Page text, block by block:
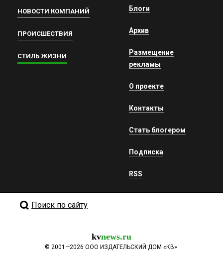
НОВОСТИ КОМПАНИЙ
ПРОИСШЕСТВИЯ
СТИЛЬ ЖИЗНИ
Блоги
Архив
Размещение
рекламы
О проекте
Контакты
Стать блогером
Подписка
RSS
Поиск по сайту
kvnews.ru
© 2001—2026 ООО ИЗДАТЕЛЬСКИЙ ДОМ «КВ».